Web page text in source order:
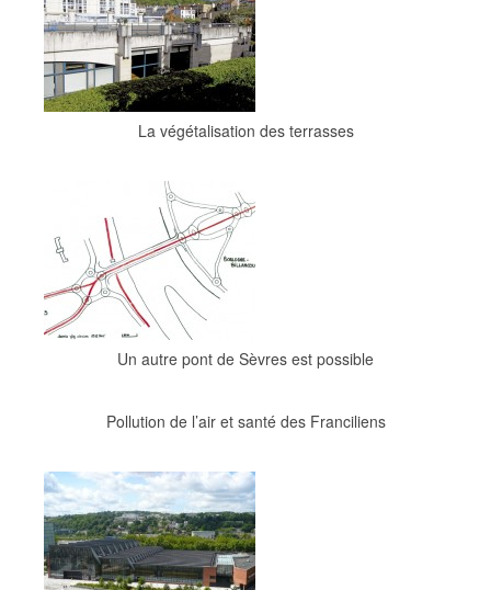
La végétalisation des terrasses
Un autre pont de Sèvres est possible
Pollution de l’air et santé des Franciliens